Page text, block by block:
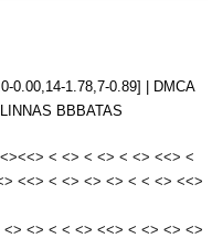
0.00,14-1.78,7-0.89]
DMCA
BBBATAS
<><<> < <> < <> < <> <<> <
<<> < <> <> <> < < <> <<>
<> <> < < <> <<> < <> <> <>